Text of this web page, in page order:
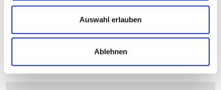
Auswahl erlauben
Ablehnen
Filtrationsprozesse und maximale
Anlagenverfügbarkeit.